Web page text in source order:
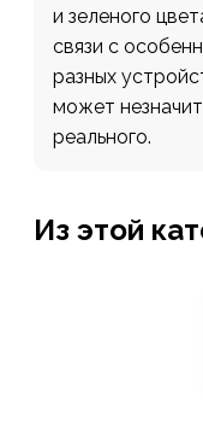
и зеленого
связи с
разных
может
реального.
Из этой